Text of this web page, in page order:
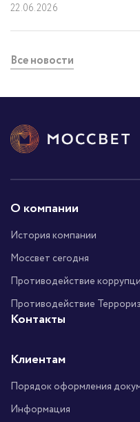
22.06.2026
Все новости
О компании
История компании
Моссвет сегодня
Противодействие
Противодействие
Контакты
Клиентам
Порядок оформления
Информация